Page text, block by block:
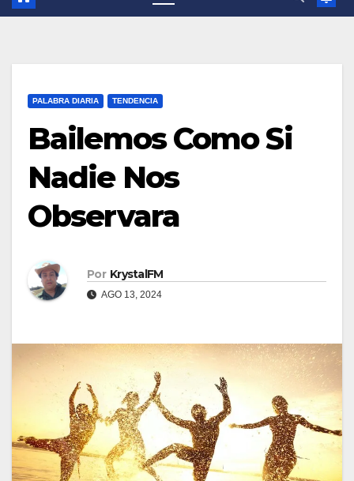
PALABRA DIARIA TENDENCIA
Bailemos Como Si
Nadie Nos
Observara
Por KrystalFM
AGO 13, 2024